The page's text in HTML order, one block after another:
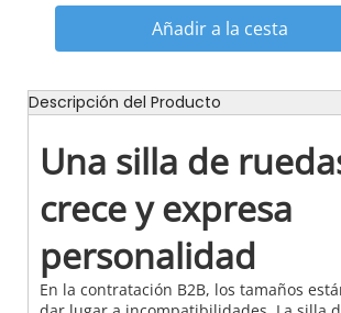
Añadir a la cesta
Descripción del Producto
Una silla de
crece y expresa
personalidad
En la contratación B2B, los tamaños